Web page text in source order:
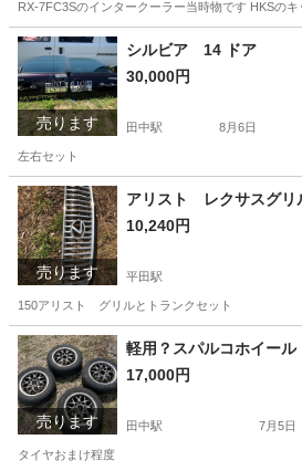
RX-7FC3Sのインタークーラー当時物です HKSのキ
長野 上田市 田中駅 パーツ
売ります
シルビア 14 ドア
30,000円
田中駅 8月6日
左右セット
長野 東御市 田中駅 パーツ ドア
売ります
アリスト レクサスグリ
10,240円
平田駅
150アリスト グリルとトランクセット
長野 松本市 平田駅 パーツ
売ります
軽用？スパルコホイール
17,000円
田中駅 7月5日
タイヤおまけ程度